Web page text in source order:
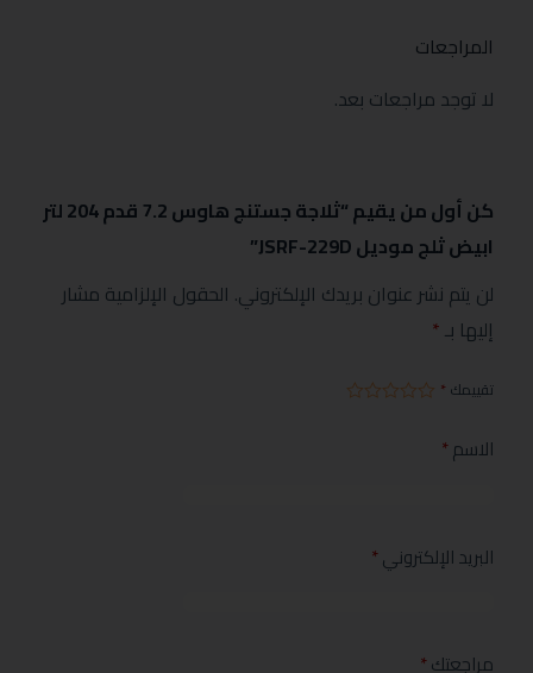
المراجعات
لا توجد مراجعات بعد.
كن أول من يقيم “ثلاجة جستنج هاوس 7.2 قدم 204 لتر
ابيض ثلج موديل JSRF-229D”
لن يتم نشر عنوان بريدك الإلكتروني. الحقول الإلزامية مشار
إليها بـ*
تقييمك *
الاسم*
البريد الإلكتروني*
مراجعتك*